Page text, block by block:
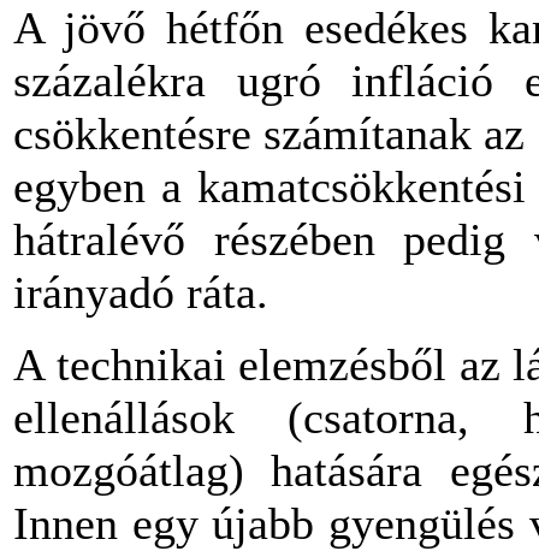
A jövő hétfőn esedékes
százalékra ugró infláció
csökkentésre számítanak
egyben a
hátralévő részében
irányadó ráta.
A technikai elemzésből az
ellenállások (csatorna,
mozgóátlag) hatására
Innen egy újabb gyengülés